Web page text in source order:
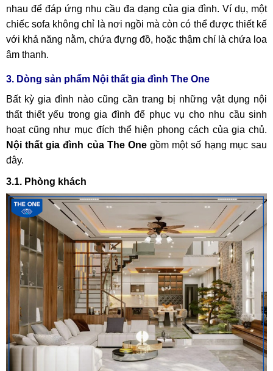
nhau để đáp ứng nhu cầu đa dạng của gia đình. Ví dụ, một
chiếc sofa không chỉ là nơi ngồi mà còn có thể được thiết kế
với khả năng nằm, chứa đựng đồ, hoặc thậm chí là chứa loa
âm thanh.
3. Dòng sản phẩm Nội thất gia đình The One
Bất kỳ gia đình nào cũng cần trang bị những vật dụng nội
thất thiết yếu trong gia đình để phục vụ cho nhu cầu sinh
hoạt cũng như mục đích thể hiện phong cách của gia chủ.
Nội thất gia đình của The One gồm một số hạng mục sau
đây.
3.1. Phòng khách